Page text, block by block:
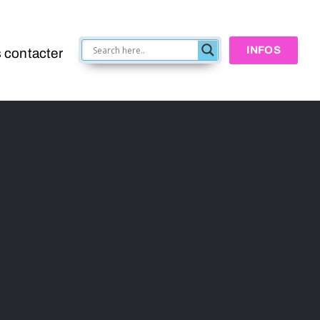
contacter INFOS